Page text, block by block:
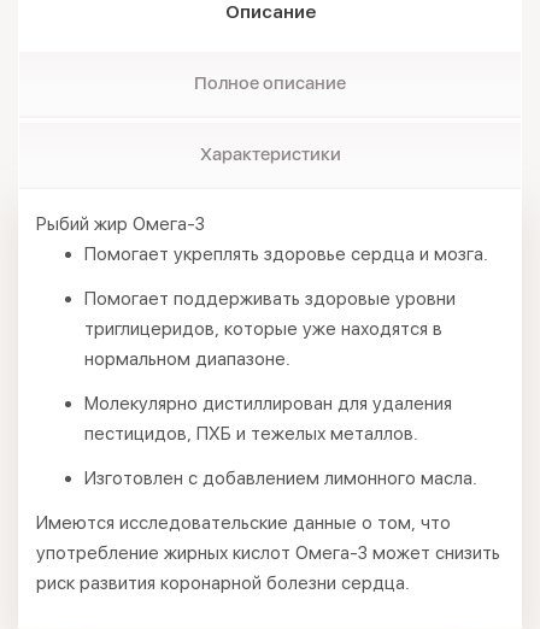
Описание
Полное описание
Характеристики
Рыбий жир Омега-3
Помогает укреплять здоровье сердца и мозга.
Помогает поддерживать здоровые уровни
триглицеридов, которые уже находятся в
нормальном диапазоне.
Молекулярно дистиллирован для удаления
пестицидов, ПХБ и тежелых металлов.
Изготовлен с добавлением лимонного масла.
Имеются исследовательские данные о том, что
употребление жирных кислот Омега-3 может снизить
риск развития коронарной болезни сердца.